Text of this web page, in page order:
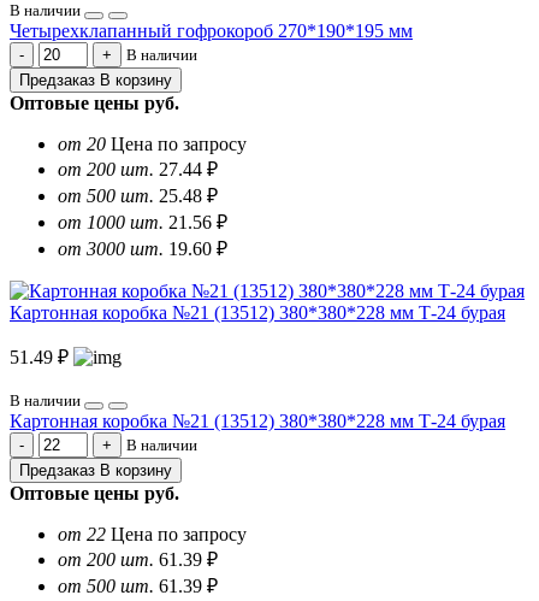
В наличии
Четырехклапанный гофрокороб 270*190*195 мм
В наличии
Предзаказ В корзину
Оптовые цены руб.
от 20 Цена по запросу
от 200 шт. 27.44 ₽
от 500 шт. 25.48 ₽
от 1000 шт. 21.56 ₽
от 3000 шт. 19.60 ₽
Картонная коробка №21 (13512) 380*380*228 мм Т-24 бурая
51.49 ₽
В наличии
Картонная коробка №21 (13512) 380*380*228 мм Т-24 бурая
В наличии
Предзаказ В корзину
Оптовые цены руб.
от 22 Цена по запросу
от 200 шт. 61.39 ₽
от 500 шт. 61.39 ₽